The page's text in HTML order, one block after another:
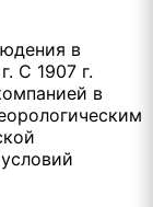
в
С 1907 г.
в